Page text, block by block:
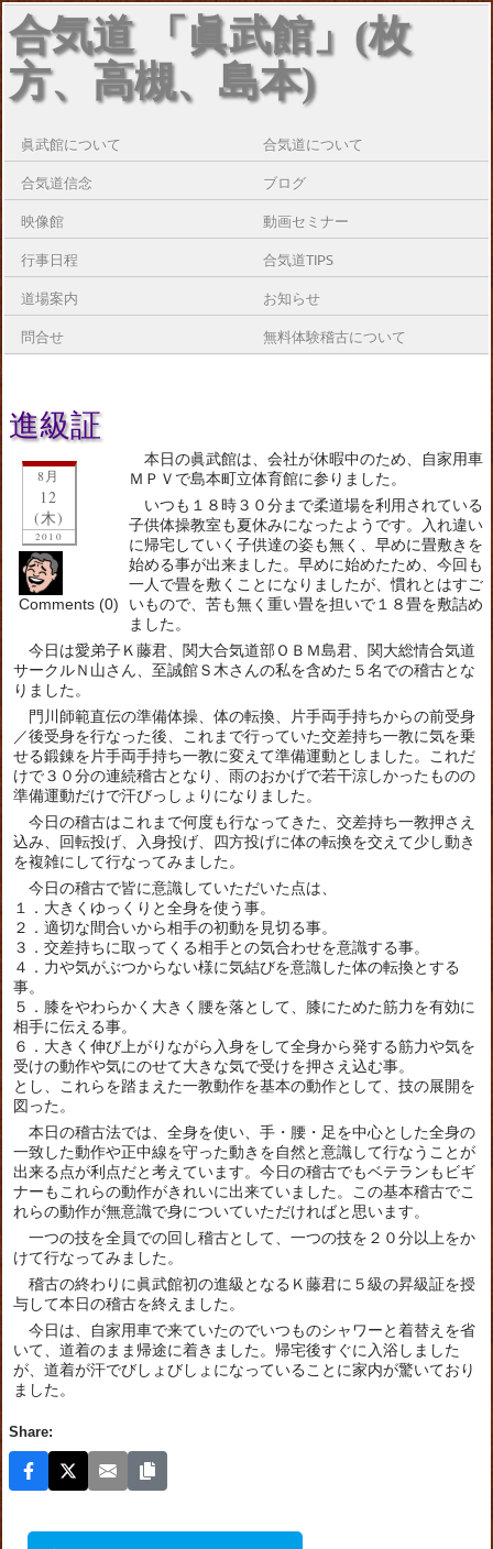
合気道 「眞武館」(枚
方、高槻、島本)
眞武館について 合気道について
合気道信念 ブログ
映像館 動画セミナー
行事日程 合気道TIPS
道場案内 お知らせ
問合せ 無料体験稽古について
進級証
8月
12
(木)
2010
Comments (0)
本日の眞武館は、会社が休暇中のため、自家用車
ＭＰＶで島本町立体育館に参りました。
いつも１８時３０分まで柔道場を利用されている
子供体操教室も夏休みになったようです。入れ違い
に帰宅していく子供達の姿も無く、早めに畳敷きを
始める事が出来ました。早めに始めたため、今回も
一人で畳を敷くことになりましたが、慣れとはすご
いもので、苦も無く重い畳を担いで１８畳を敷詰め
ました。
今日は愛弟子Ｋ藤君、関大合気道部ＯＢＭ島君、関大総情合気道
サークルＮ山さん、至誠館Ｓ木さんの私を含めた５名での稽古とな
りました。
門川師範直伝の準備体操、体の転換、片手両手持ちからの前受身
／後受身を行なった後、これまで行っていた交差持ち一教に気を乗
せる鍛錬を片手両手持ち一教に変えて準備運動としました。これだ
けで３０分の連続稽古となり、雨のおかげで若干涼しかったものの
準備運動だけで汗びっしょりになりました。
今日の稽古はこれまで何度も行なってきた、交差持ち一教押さえ
込み、回転投げ、入身投げ、四方投げに体の転換を交えて少し動き
を複雑にして行なってみました。
今日の稽古で皆に意識していただいた点は、
１．大きくゆっくりと全身を使う事。
２．適切な間合いから相手の初動を見切る事。
３．交差持ちに取ってくる相手との気合わせを意識する事。
４．力や気がぶつからない様に気結びを意識した体の転換とする
事。
５．膝をやわらかく大きく腰を落として、膝にためた筋力を有効に
相手に伝える事。
６．大きく伸び上がりながら入身をして全身から発する筋力や気を
受けの動作や気にのせて大きな気で受けを押さえ込む事。
とし、これらを踏まえた一教動作を基本の動作として、技の展開を
図った。
本日の稽古法では、全身を使い、手・腰・足を中心とした全身の
一致した動作や正中線を守った動きを自然と意識して行なうことが
出来る点が利点だと考えています。今日の稽古でもベテランもビギ
ナーもこれらの動作がきれいに出来ていました。この基本稽古でこ
れらの動作が無意識で身についていただければと思います。
一つの技を全員での回し稽古として、一つの技を２０分以上をか
けて行なってみました。
稽古の終わりに眞武館初の進級となるＫ藤君に５級の昇級証を授
与して本日の稽古を終えました。
今日は、自家用車で来ていたのでいつものシャワーと着替えを省
いて、道着のまま帰途に着きました。帰宅後すぐに入浴しました
が、道着が汗でびしょびしょになっていることに家内が驚いており
ました。
Share: